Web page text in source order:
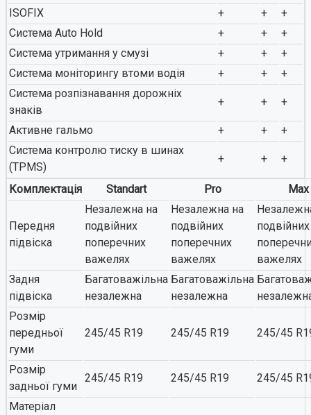
ISOFIX
+ +
+
Система Auto Hold
+ +
+
Система утримання у смузі
+ +
+
Система моніторингу втоми водія
+ +
+
Система розпізнавання дорожніх
знаків
+ + +
Активне гальмо + +
+
Система контролю тиску в шинах
(TPMS)
+ + +
Комплектація Standart Pro Max
Передня
підвіска
Незалежна на
подвійних
поперечних
важелях
Незалежна на
подвійних
поперечних
важелях
подвійних
важелях
Задня
підвіска
Багатоважільна
незалежна
Багатоважільна
незалежна
Розмір
передньої
гуми
245/45 R19 245/45 R19 245/45
Розмір
задньої гуми
245/45 R19 245/45 R19 245/45
Матеріал